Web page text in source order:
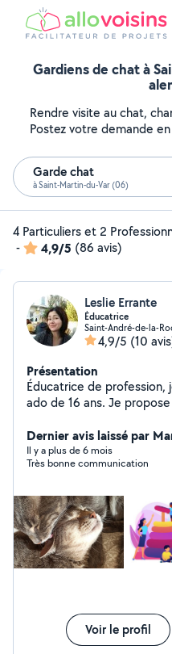
Gardiens de chat à
Rendre visite au chat,
Postez votre demande
Garde chat
à Saint-Martin-du-Var (06)
4 Particuliers et 2
-
4,9/5 (86 avis)
Leslie Errante
Éducatrice
Saint-André-de-la-
4,9/5 (10
Présentation
Éducatrice de profession,
ado de 16 ans. Je
également de m'occuper
absences, visites et
Dernier avis laissé par
Il y a plus de 6 mois
Très bonne communication
Voir le profil